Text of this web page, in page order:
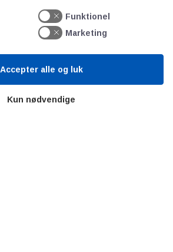
Funktionel
Marketing
Kun nødvendige
Accepter alle og luk